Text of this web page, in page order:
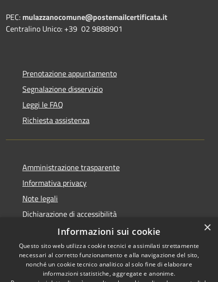
PEC: mulazzanocomune@postemailcertificata.it
Centralino Unico: +39 02 9888901
Prenotazione appuntamento
Segnalazione disservizio
Leggi le FAQ
Richiesta assistenza
Amministrazione trasparente
Informativa privacy
Note legali
Dichiarazione di accessibilità
Obiettivi di accessibilità
RSS Copyright © 2026 • Comune di
×
Informazioni sui cookie
Questo sito web utilizza cookie tecnici e assimilati strettamente
necessari al corretto funzionamento e alla navigazione del sito,
nonché un cookie tecnico analitico al solo fine di elaborare
informazioni statistiche, aggregate e anonime.